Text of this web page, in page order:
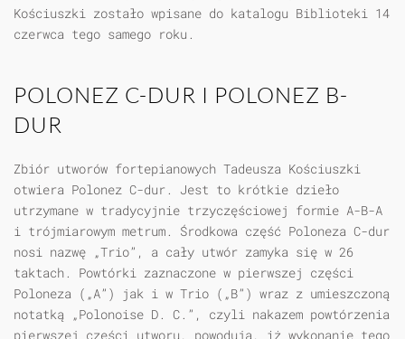
Kościuszki zostało wpisane do katalogu Biblioteki 14
czerwca tego samego roku.
POLONEZ C-DUR I POLONEZ B-
DUR
Zbiór utworów fortepianowych Tadeusza Kościuszki
otwiera Polonez C-dur. Jest to krótkie dzieło
utrzymane w tradycyjnie trzyczęściowej formie A-B-A
i trójmiarowym metrum. Środkowa część Poloneza C-dur
nosi nazwę „Trio”, a cały utwór zamyka się w 26
taktach. Powtórki zaznaczone w pierwszej części
Poloneza („A”) jak i w Trio („B”) wraz z umieszczoną
notatką „Polonoise D. C.”, czyli nakazem powtórzenia
pierwszej części utworu, powodują, iż wykonanie tego